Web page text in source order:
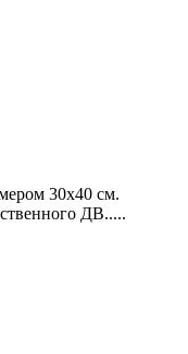
30х40 см.
ДВ.....